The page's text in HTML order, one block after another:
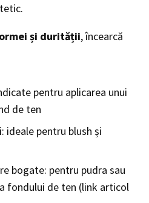
și durității, încearcă
pentru aplicarea unui
de ten
ideale pentru blush și
bogate: pentru pudra sau
fondului de ten (link articol